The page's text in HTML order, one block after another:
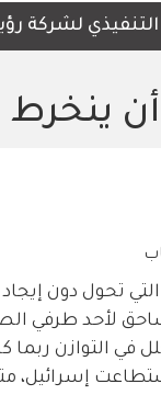
لشركة رؤية
أن
التي تحول دون
لأحد طرفي
في التوازن
إسرائيل،